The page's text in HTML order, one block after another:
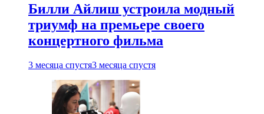
Билли Айлиш устроила модный
триумф на премьере своего
концертного фильма
3 месяца спустя3 месяца спустя